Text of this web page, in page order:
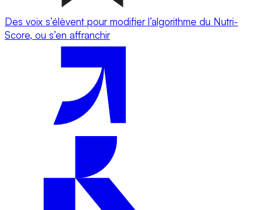
Des voix s’élèvent pour modifier l’algorithme du Nutri-
Score, ou s’en affranchir